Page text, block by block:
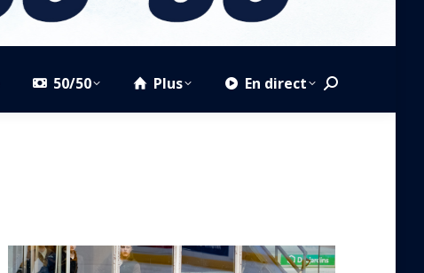
50/50 Plus En direct Search: